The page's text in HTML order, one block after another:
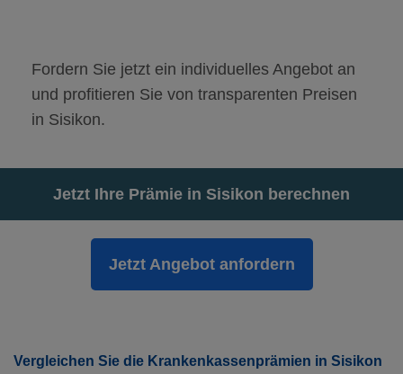
Fordern Sie jetzt ein individuelles Angebot an
und profitieren Sie von transparenten Preisen
in Sisikon.
Jetzt Ihre Prämie in Sisikon berechnen
Jetzt Angebot anfordern
Vergleichen Sie die Krankenkassenprämien in Sisikon